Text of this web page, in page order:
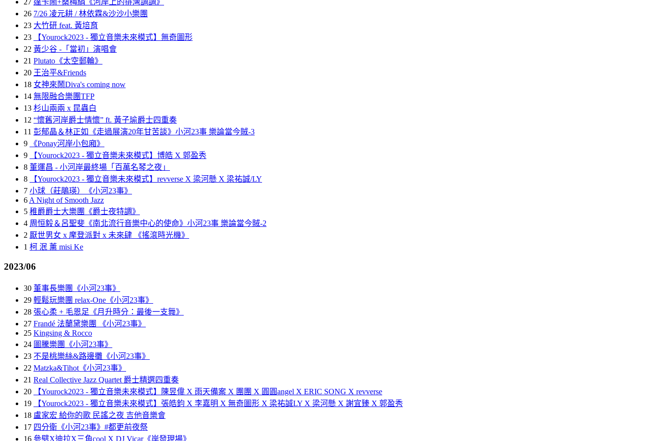
27 達卡鬧+桑梅絹《河岸上的排灣調調》
26 7/26 凌元耕 / 林依霖&沙沙小樂團
23 大竹研 feat. 黃培育
23
【Yourock2023 - 獨立音樂未來模式】無奇圖形
22 黃少谷 -「當初」演唱會
21 Plutato《太空郵輪》
20 王治平&Friends
18 女神來鬧Diva's coming now
14 無限融合樂團TFP
13 杉山兩兩 x 昆蟲白
12 “懷舊河岸爵士情懷” ft. 黃子瑜爵士四重奏
11 彭郁晶＆林正如《走過展演20年甘苦談》小河23事 樂論當今賊-3
9
《Ponay河岸小包廂》
9
【Yourock2023 - 獨立音樂未來模式】博皓 X 郭盈秀
8 董運昌 - 小河岸最終場「百萬名琴之夜」
8
【Yourock2023 - 獨立音樂未來模式】revverse X 梁河懸 X 梁祐誠/LY
7 小球（莊鵑瑛）《小河23事》
6 A Night of Smooth Jazz
5 稚爵爵士大樂團《爵士夜特調》
4 周恒毅＆呂聖斐《南北流行音樂中心的使命》小河23事 樂論當今賊-2
2 厭世男女 x 摩登派對 x 未來肆 《搖滾時光機》
1 柯 泯 薰 misi Ke
2023/06
30 董事長樂團《小河23事》
29 輕鬆玩樂團 relax-One《小河23事》
28 張心柔 + 毛恩足《月升時分：最後一支舞》
27 Frandé 法蘭黛樂團 《小河23事》
25 Kingsing & Rocco
24 圖騰樂團《小河23事》
23 不是桃樂絲&路邊攤《小河23事》
22 Matzka&Tihot《小河23事》
21 Real Collective Jazz Quartet 爵士精選四重奏
20
【Yourock2023 - 獨立音樂未來模式】陳昱偉 X 雨天備案 X 團團 X 圓圓angel X ERIC SONG X revverse
19
【Yourock2023 - 獨立音樂未來模式】張皓鈞 X 李嘉明 X 無奇圖形 X 梁祐誠LY X 梁河懸 X 謝宜臻 X 郭盈秀
18 盧家宏 給你的歌 民謠之夜 吉他音樂會
17 四分衛《小河23事》#都更前夜祭
16 參劈X迪拉X三角cool X DJ Vicar《岸發現場》